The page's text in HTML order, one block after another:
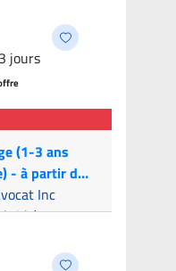
jours
(1-3 ans
- à partir de
| Litigation
years of
100k
Inc